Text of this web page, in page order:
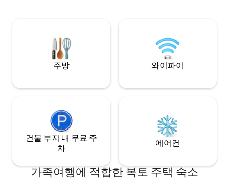
주방 와이파이
건물 부지 내 무료 주
차
에어컨
가족여행에 적합한 복토 주택 숙소